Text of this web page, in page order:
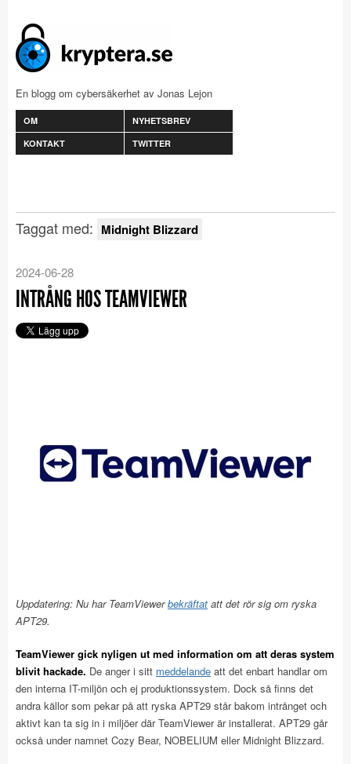
En blogg om cybersäkerhet av Jonas Lejon
OM
NYHETSBREV
KONTAKT
TWITTER
Taggat med: Midnight Blizzard
2024-06-28
INTRÅNG HOS TEAMVIEWER
Uppdatering: Nu har TeamViewerbekräftat att det rör sig om ryska
APT29.
TeamViewer gick nyligen ut med information om att deras system
blivit hackade. De anger i sitt meddelande att det enbart handlar om
den interna IT-miljön och ej produktionssystem. Dock så finns det
andra källor som pekar på att ryska APT29 står bakom intrånget och
aktivt kan ta sig in i miljöer där TeamViewer är installerat. APT29 går
också under namnet Cozy Bear, NOBELIUM eller Midnight Blizzard.